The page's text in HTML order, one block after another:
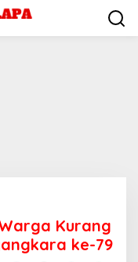
Kurang
ke-79